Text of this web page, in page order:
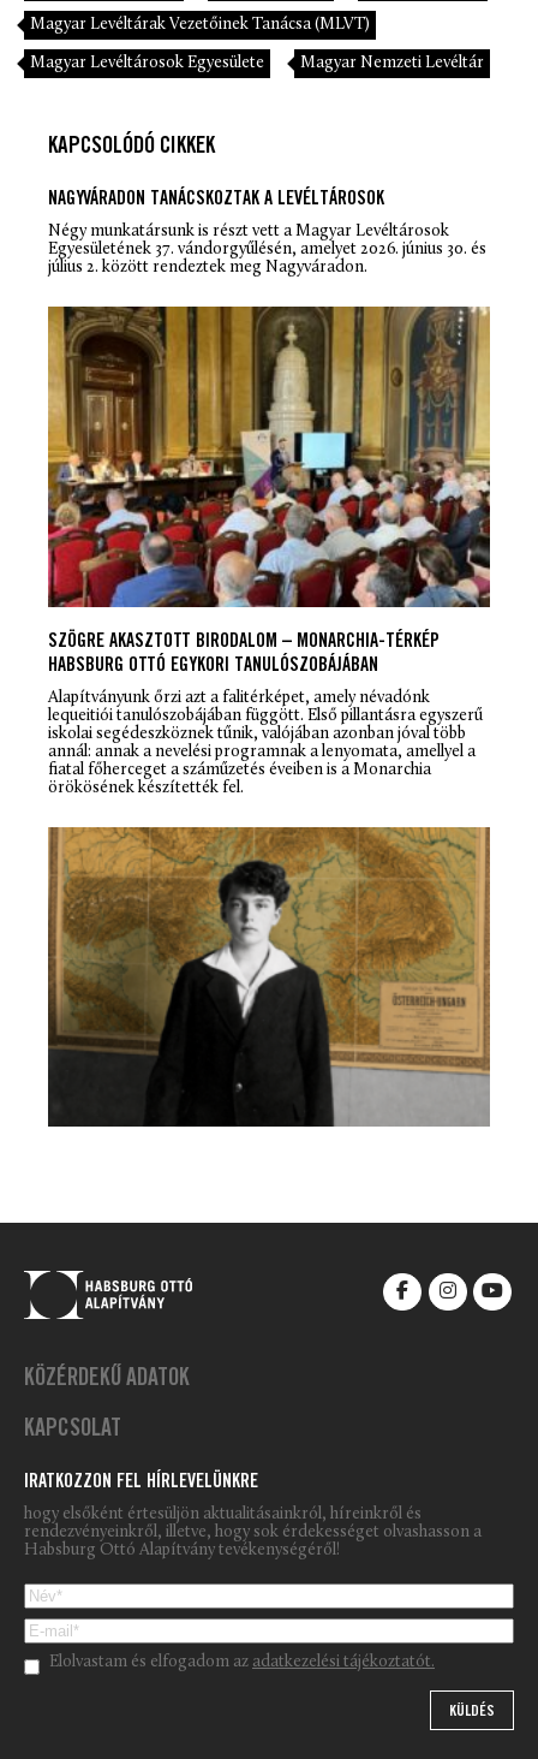
Magyar Levéltárak Vezetőinek Tanácsa (MLVT)
Magyar Levéltárosok Egyesülete Magyar Nemzeti Levéltár
KAPCSOLÓDÓ CIKKEK
NAGYVÁRADON TANÁCSKOZTAK A LEVÉLTÁROSOK
Négy munkatársunk is részt vett a Magyar Levéltárosok
Egyesületének 37. vándorgyűlésén, amelyet 2026. június 30. és
július 2. között rendeztek meg Nagyváradon.
SZÖGRE AKASZTOTT BIRODALOM – MONARCHIA-TÉRKÉP
HABSBURG OTTÓ EGYKORI TANULÓSZOBÁJÁBAN
Alapítványunk őrzi azt a falitérképet, amely névadónk
lequeitiói tanulószobájában függött. Első pillantásra egyszerű
iskolai segédeszköznek tűnik, valójában azonban jóval több
annál: annak a nevelési programnak a lenyomata, amellyel a
fiatal főherceget a száműzetés éveiben is a Monarchia
örökösének készítették fel.
KÖZÉRDEKŰ ADATOK
KAPCSOLAT
IRATKOZZON FEL HÍRLEVELÜNKRE
hogy elsőként értesüljön aktualitásainkról, híreinkről és
rendezvényeinkről, illetve, hogy sok érdekességet olvashasson a
Habsburg Ottó Alapítvány tevékenységéről!
Please leave this field empty.
Elolvastam és elfogadom az adatkezelési tájékoztatót.